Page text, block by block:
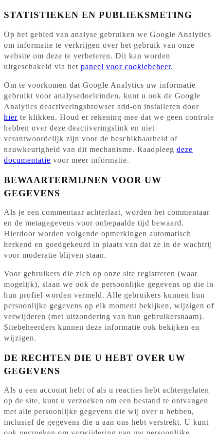
STATISTIEKEN EN PUBLIEKSMETING
Op het gebied van analyse gebruiken we Google Analytics
om informatie te verkrijgen over het gebruik van onze
website om deze te verbeteren. Dit kan worden
uitgeschakeld via het paneel voor cookiebeheer.
Om te voorkomen dat Google Analytics uw informatie
gebruikt voor analysedoeleinden, kunt u ook de Google
Analytics deactiveringsbrowser add-on installeren door
hier te klikken. Houd er rekening mee dat we geen controle
hebben over deze deactiveringslink en niet
verantwoordelijk zijn voor de beschikbaarheid of
nauwkeurigheid van dit mechanisme. Raadpleeg deze
documentatie voor meer informatie.
BEWAARTERMIJNEN VOOR UW
GEGEVENS
Als je een commentaar achterlaat, worden het commentaar
en de metagegevens voor onbepaalde tijd bewaard.
Hierdoor worden volgende opmerkingen automatisch
herkend en goedgekeurd in plaats van dat ze in de wachtrij
voor moderatie blijven staan.
Voor gebruikers die zich op onze site registreren (waar
mogelijk), slaan we ook de persoonlijke gegevens op die in
hun profiel worden vermeld. Alle gebruikers kunnen hun
persoonlijke gegevens op elk moment bekijken, wijzigen of
verwijderen (met uitzondering van hun gebruikersnaam).
Sitebeheerders kunnen deze informatie ook bekijken en
wijzigen.
DE RECHTEN DIE U HEBT OVER UW
GEGEVENS
Als u een account hebt of als u reacties hebt achtergelaten
op de site, kunt u verzoeken om een bestand te ontvangen
met alle persoonlijke gegevens die wij over u hebben,
inclusief de gegevens die u aan ons hebt verstrekt. U kunt